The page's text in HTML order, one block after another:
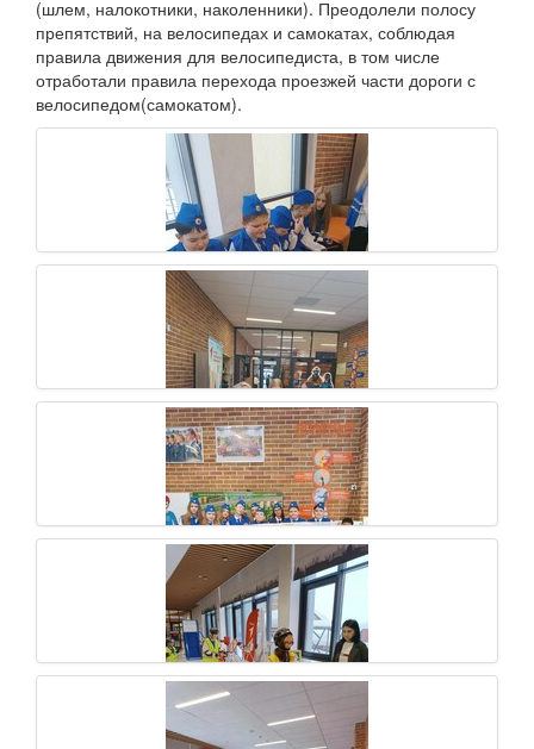
(шлем, налокотники, наколенники). Преодолели полосу
препятствий, на велосипедах и самокатах, соблюдая
правила движения для велосипедиста, в том числе
отработали правила перехода проезжей части дороги с
велосипедом(самокатом).